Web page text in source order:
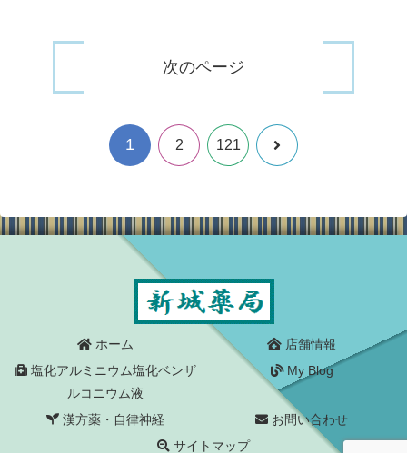
次のページ
1 2 121 次
ホーム
店舗情報
塩化アルミニウム塩化ベンザ
ルコニウム液
My Blog
漢方薬・自律神経
お問い合わせ
サイトマップ